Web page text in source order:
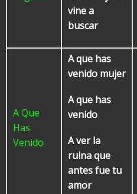
vine a
buscar
A Que
Has
Venido
A que has
venido mujer
A que has
venido
A ver la
ruina que
antes fue tu
amor